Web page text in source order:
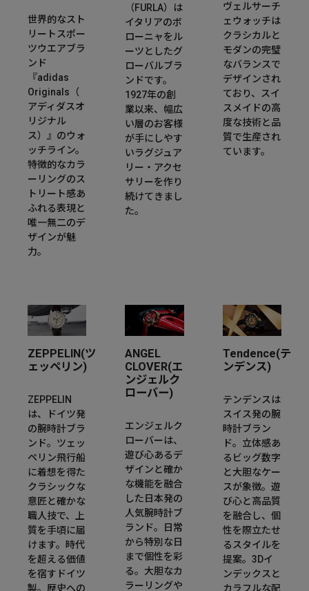
世界的なスト
リートスポー
ツウエアブラ
ンド
『adidas
Originals（
アディダスオ
リジナル
ス）』のウォ
ッチライン。
特徴的なカラ
ーリングのス
トリート感あ
ふれる表現と
唯一無二のデ
ザインが魅
力。
（FURLA）は
イタリアのボ
ローニャをル
ーツとしたグ
ローバルブラ
ンドです。
1927年の創
業以来、幅広
い層のお客様
が手にしやす
いラグジュア
リー・アクセ
サリーを作り
続けてきまし
た。
ヴェルサーチ
ェウォッチは
クラシカルと
モダンの完璧
なバランスで
デザインされ
ており、スイ
スメイドの高
度な技術と品
質で生産され
ています。​
ZEPPELIN(ツ
ェッペリン)
ZEPPELIN
は、ドイツ発
の腕時計ブラ
ンド。ツェッ
ペリン飛行船
に着想を得た
クラシックな
意匠と確かな
職人技で、上
質を手頃に届
けます。時代
を超える価値
を宿すドイツ
製。歴史への
ANGEL
CLOVER(エ
ンジェルク
ローバー)
エンジェルク
ローバーは、
遊び心あるデ
ザインと確か
な機能を融合
した日本発の
人気腕時計ブ
ランド。日常
から特別な日
まで個性を彩
る。大胆なカ
ラーリングや
Tendence(テ
ンデンス)
テンデンスは
スイス発の腕
時計ブラン
ド。立体感あ
るビッグ数字
と大胆なケー
スが象徴。遊
び心と高品質
を融合し、個
性を際立たせ
るスタイルを
提案。3Dイ
ンデックスと
カラフルな配